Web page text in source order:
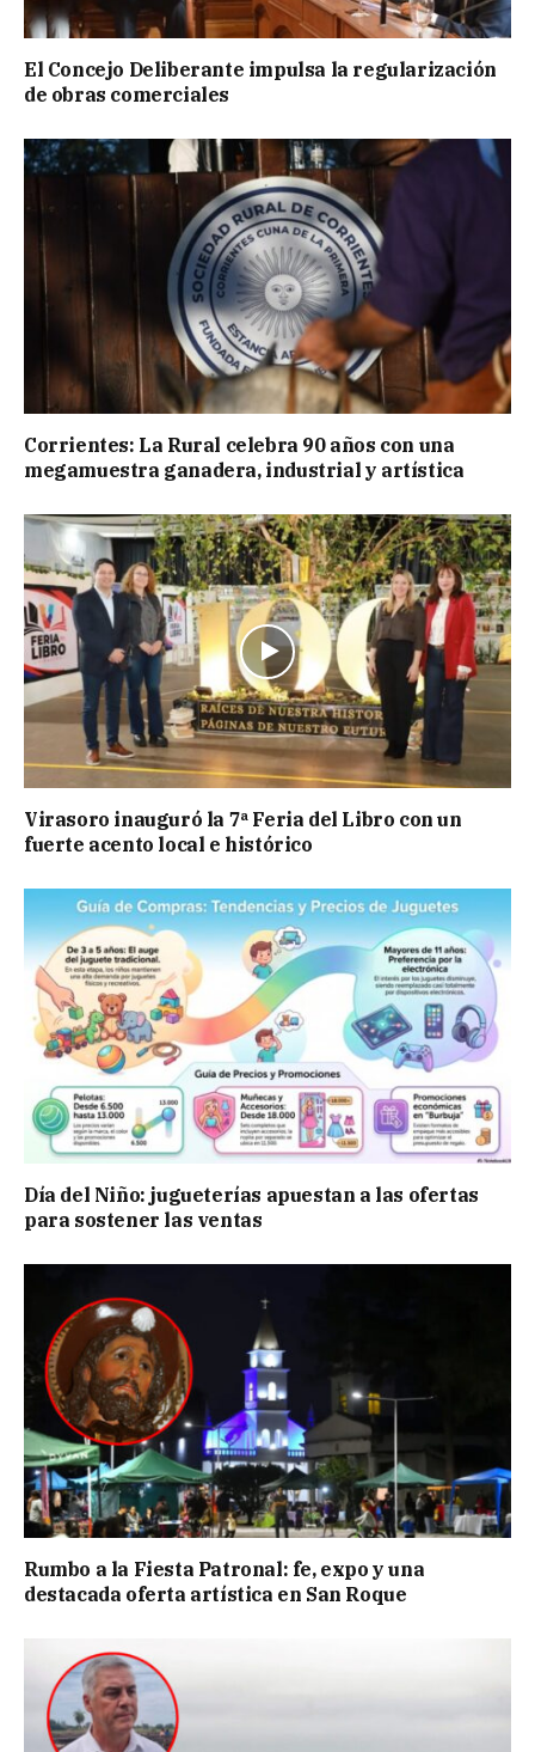
El Concejo Deliberante impulsa la regularización
de obras comerciales
Corrientes: La Rural celebra 90 años con una
megamuestra ganadera, industrial y artística
Virasoro inauguró la 7ª Feria del Libro con un
fuerte acento local e histórico
Día del Niño: jugueterías apuestan a las ofertas
para sostener las ventas
Rumbo a la Fiesta Patronal: fe, expo y una
destacada oferta artística en San Roque